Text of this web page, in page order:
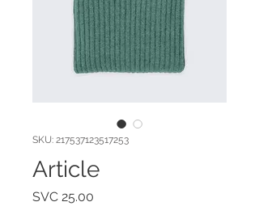
SKU: 217537123517253
Article
SVC 25.00